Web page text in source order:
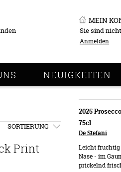
MEIN
Sie sind
Anmelden
NEUIGKEITEN
SORTIERUNG
Print
2025
75cl
De Stefani
Leicht
Nase - im
prickelnd